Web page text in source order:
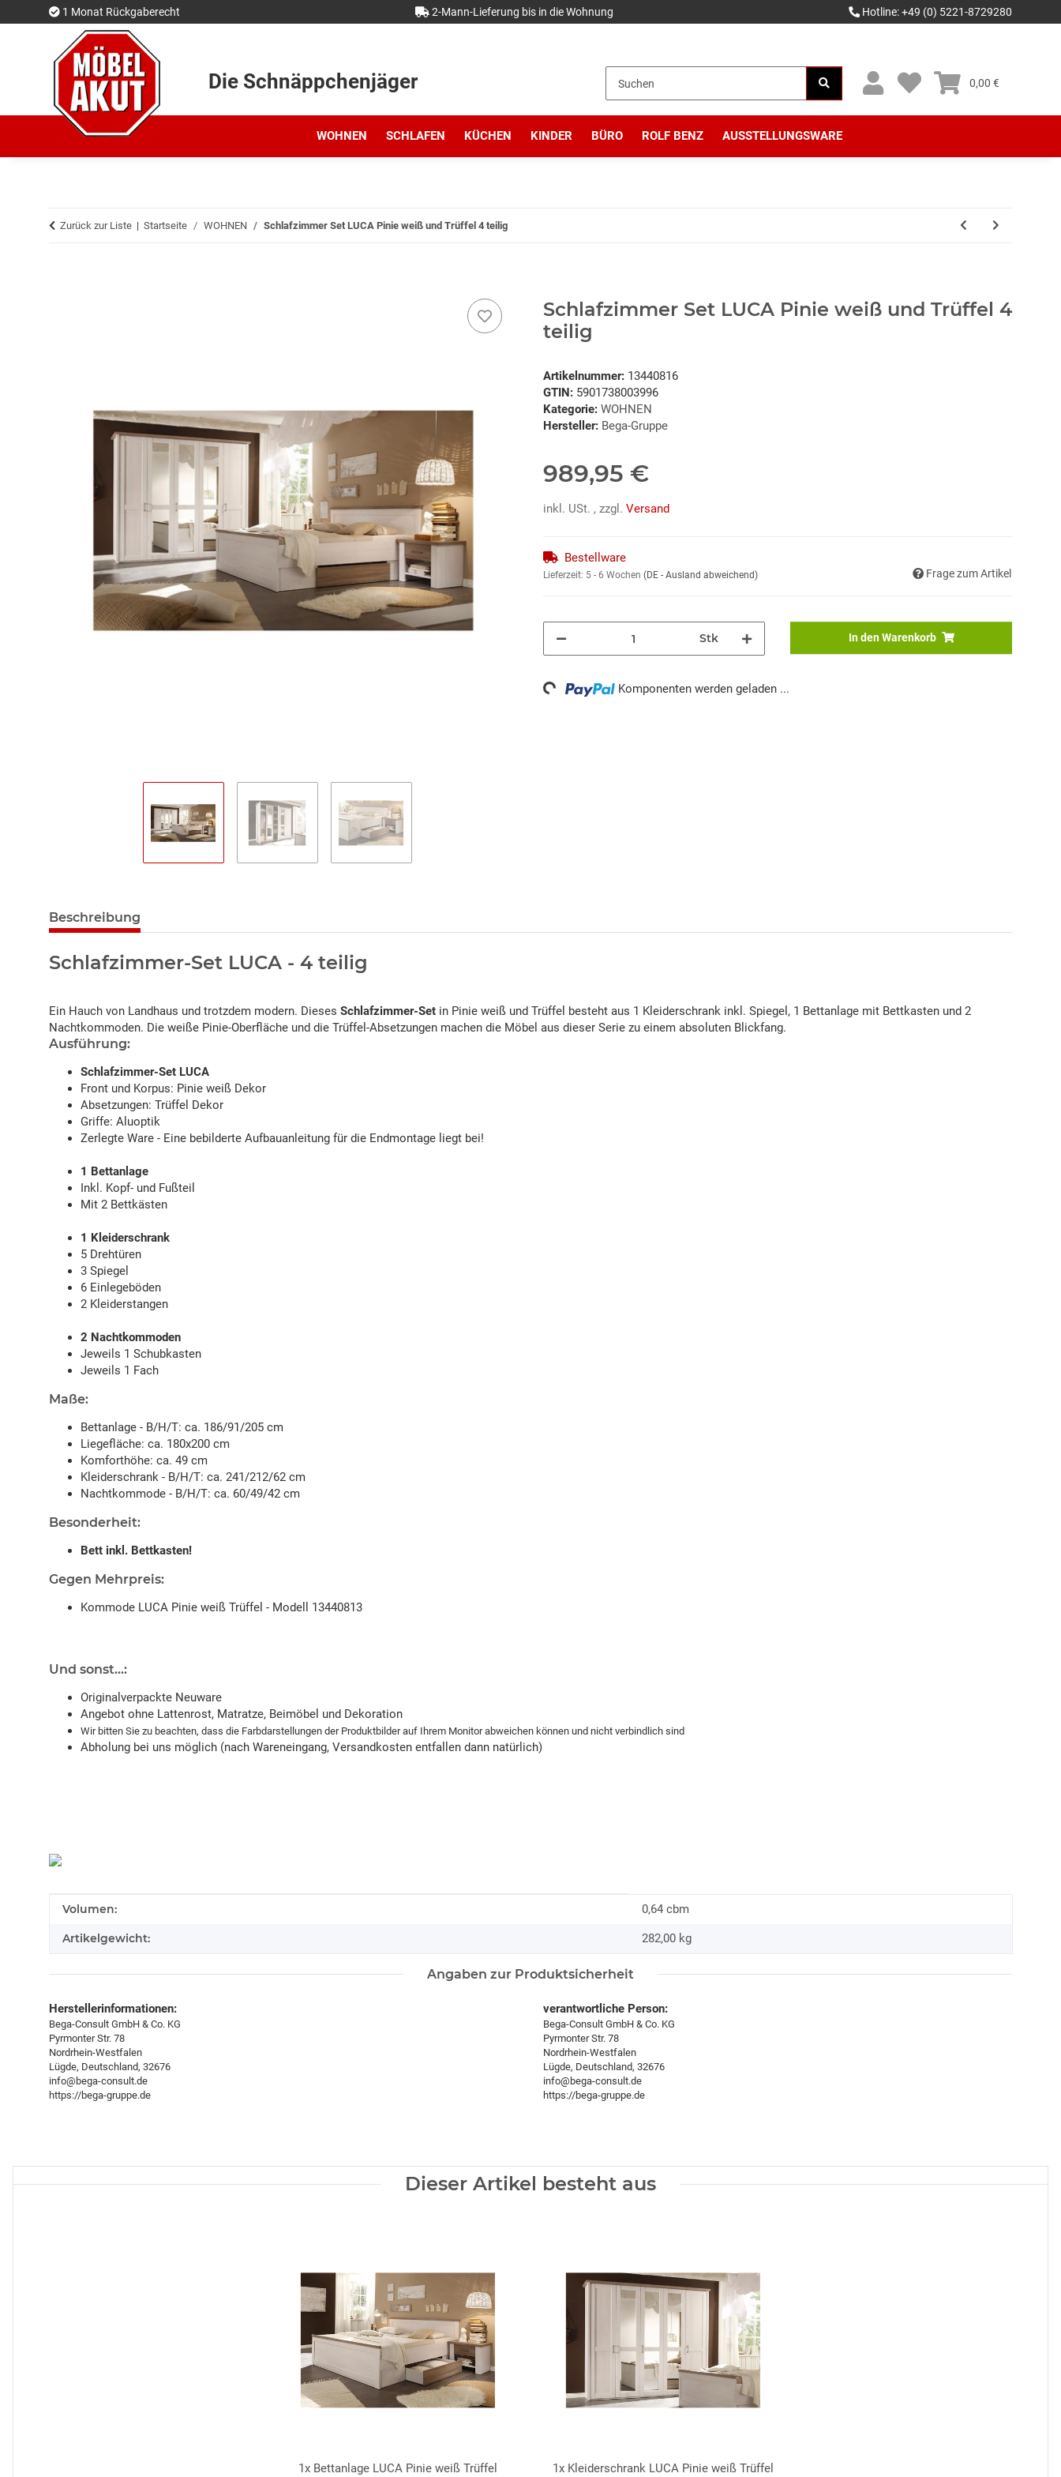
1 Monat Rückgaberecht 2-Mann-Lieferung bis in die Wohnung Hotline: +49 (0) 5221-8729280
Die Schnäppchenjäger 0,00 €
WOHNEN SCHLAFEN KÜCHEN KINDER BÜRO ROLF BENZ AUSSTELLUNGSWARE
Zurück zur Liste Startseite WOHNEN Schlafzimmer Set LUCA Pinie weiß und Trüffel 4 teilig
Schlafzimmer Set LUCA Pinie weiß und Trüffel 4
teilig
Artikelnummer: 13440816
GTIN: 5901738003996
Kategorie: WOHNEN
Hersteller: Bega-Gruppe
989,95 €
inkl. USt. , zzgl. Versand
Bestellware
Lieferzeit: 5 - 6 Wochen (DE - Ausland abweichend) Frage zum Artikel
Stk In den Warenkorb
Loading... Komponenten werden geladen ...
Beschreibung
Schlafzimmer-Set LUCA - 4 teilig
Ein Hauch von Landhaus und trotzdem modern. Dieses Schlafzimmer-Set in Pinie weiß und Trüffel besteht aus 1 Kleiderschrank inkl. Spiegel, 1 Bettanlage mit Bettkasten und 2
Nachtkommoden. Die weiße Pinie-Oberfläche und die Trüffel-Absetzungen machen die Möbel aus dieser Serie zu einem absoluten Blickfang.
Ausführung:
Schlafzimmer-Set LUCA
Front und Korpus: Pinie weiß Dekor
Absetzungen: Trüffel Dekor
Griffe: Aluoptik
Zerlegte Ware - Eine bebilderte Aufbauanleitung für die Endmontage liegt bei!
1 Bettanlage
Inkl. Kopf- und Fußteil
Mit 2 Bettkästen
1 Kleiderschrank
5 Drehtüren
3 Spiegel
6 Einlegeböden
2 Kleiderstangen
2 Nachtkommoden
Jeweils 1 Schubkasten
Jeweils 1 Fach
Maße:
Bettanlage - B/H/T: ca. 186/91/205 cm
Liegefläche: ca. 180x200 cm
Komforthöhe: ca. 49 cm
Kleiderschrank - B/H/T: ca. 241/212/62 cm
Nachtkommode - B/H/T: ca. 60/49/42 cm
Besonderheit:
Bett inkl. Bettkasten!
Gegen Mehrpreis:
Kommode LUCA Pinie weiß Trüffel - Modell 13440813
Und sonst...:
Originalverpackte Neuware
Angebot ohne Lattenrost, Matratze, Beimöbel und Dekoration
Wir bitten Sie zu beachten, dass die Farbdarstellungen der Produktbilder auf Ihrem Monitor abweichen können und nicht verbindlich sind
Abholung bei uns möglich (nach Wareneingang, Versandkosten entfallen dann natürlich)
Produkteigenschaft
Wert
Volumen: 0,64 cbm
Artikelgewicht: 282,00 kg
Angaben zur Produktsicherheit
Herstellerinformationen:
Bega-Consult GmbH & Co. KG
Pyrmonter Str. 78
Nordrhein-Westfalen
Lügde, Deutschland, 32676
info@bega-consult.de
https://bega-gruppe.de
verantwortliche Person:
Bega-Consult GmbH & Co. KG
Pyrmonter Str. 78
Nordrhein-Westfalen
Lügde, Deutschland, 32676
info@bega-consult.de
https://bega-gruppe.de
Dieser Artikel besteht aus
1x Bettanlage LUCA Pinie weiß Trüffel 1x Kleiderschrank LUCA Pinie weiß Trüffel